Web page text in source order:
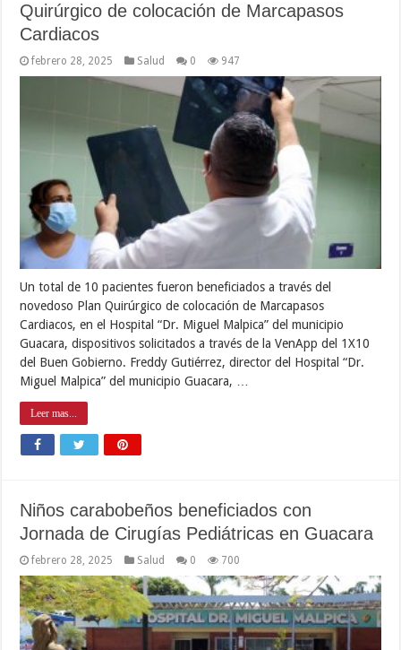
Quirúrgico de colocación de Marcapasos
Cardiacos
febrero 28, 2025 Salud 0 947
Un total de 10 pacientes fueron beneficiados a través del
novedoso Plan Quirúrgico de colocación de Marcapasos
Cardiacos, en el Hospital “Dr. Miguel Malpica” del municipio
Guacara, dispositivos solicitados a través de la VenApp del 1X10
del Buen Gobierno. Freddy Gutiérrez, director del Hospital “Dr.
Miguel Malpica” del municipio Guacara, …
Leer mas...
Niños carabobeños beneficiados con
Jornada de Cirugías Pediátricas en Guacara
febrero 28, 2025 Salud 0 700